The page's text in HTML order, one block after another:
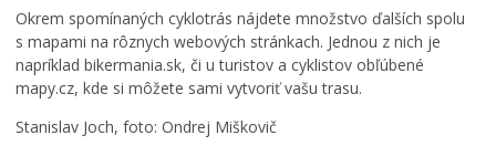
Okrem spomínaných cyklotrás nájdete množstvo ďalších spolu
s mapami na rôznych webových stránkach. Jednou z nich je
napríklad bikermania.sk, či u turistov a cyklistov obľúbené
mapy.cz, kde si môžete sami vytvoriť vašu trasu.
Stanislav Joch, foto: Ondrej Miškovič
a
d
o
k
0
n
i
c
u
0
a
r
k
u
0